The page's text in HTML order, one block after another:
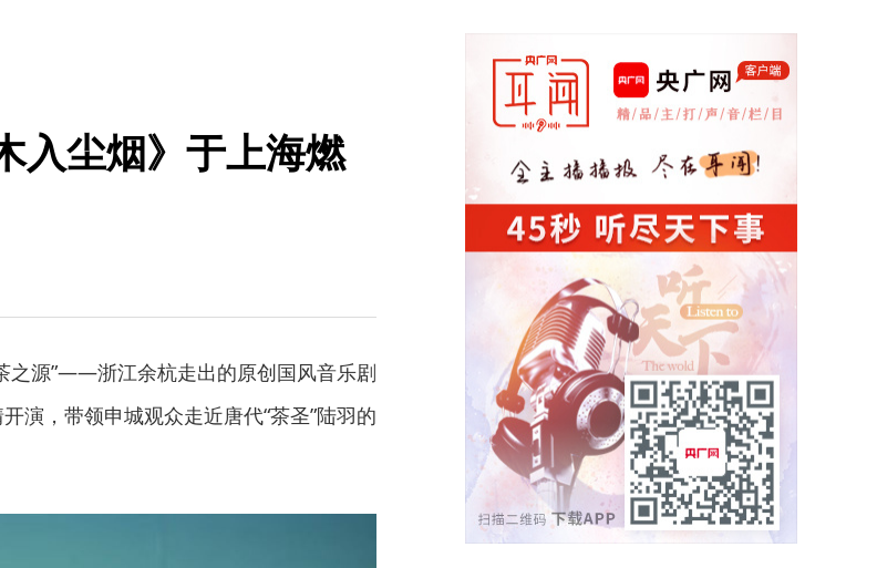
入尘烟》于上海燃
之源”——浙江余杭走出的原创国风音乐剧
演，带领申城观众走近唐代“茶圣”陆羽的